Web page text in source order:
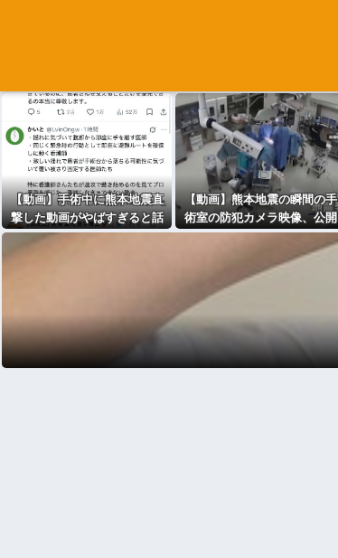
【動画】手術中に熊本地震直
撃した動画がやばすぎると話
題に・・・
【動画】熊本地震の瞬間の手
術室の防犯カメラ映像、公開
される